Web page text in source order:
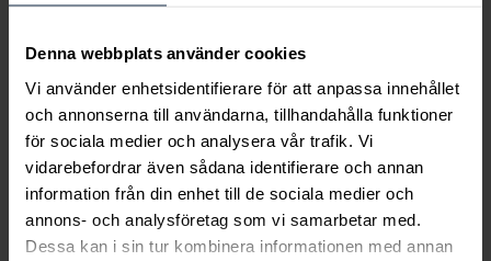
Denna webbplats använder cookies
Vi använder enhetsidentifierare för att anpassa innehållet
och annonserna till användarna, tillhandahålla funktioner
för sociala medier och analysera vår trafik. Vi
vidarebefordrar även sådana identifierare och annan
information från din enhet till de sociala medier och
annons- och analysföretag som vi samarbetar med.
Dessa kan i sin tur kombinera informationen med annan
Mockberg
Royal Watch 28 mm
Pris:2 399 kr
2 399 kr
Lily and Rose
Emily pearl bracelet -
Ivory
Pris:349 kr
349 kr